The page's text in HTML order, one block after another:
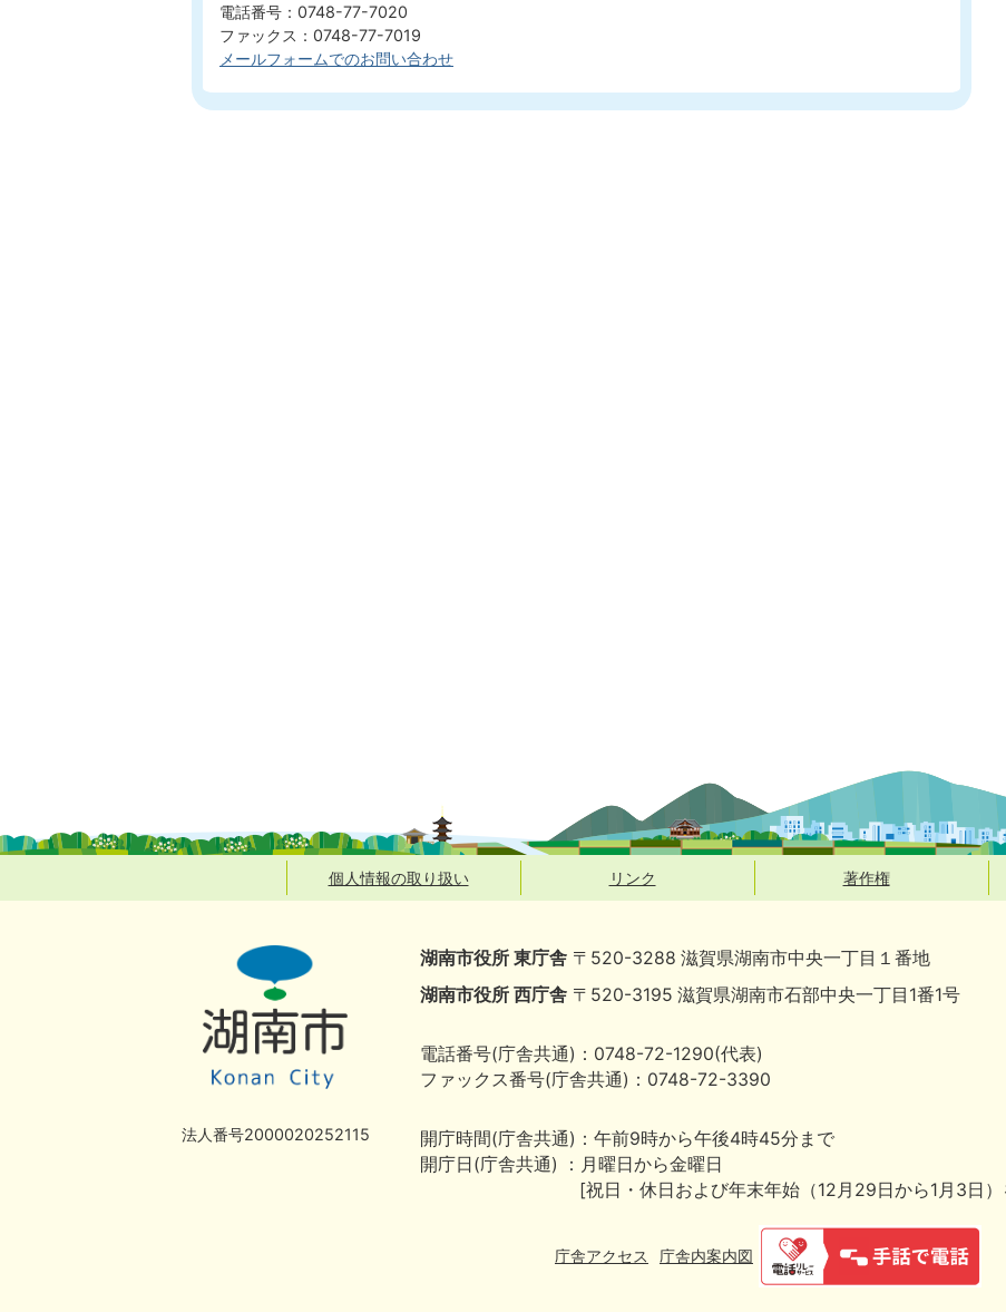
電話番号：0748-77-7020
ファックス：0748-77-7019
メールフォームでのお問い合わせ
個人情報の取り扱い リンク 著作権
法人番号2000020252115
湖南市役所 東庁舎 〒520-3288 滋賀県湖南市中央一丁目１番地
湖南市役所 西庁舎 〒520-3195 滋賀県湖南市石部中央一丁目1番1号
電話番号(庁舎共通)：0748-72-1290(代表)
ファックス番号(庁舎共通)：0748-72-3390
開庁時間(庁舎共通)：午前9時から午後4時45分まで
開庁日(庁舎共通) ：月曜日から金曜日
[祝日・休日および年末年始（12月29日から1月3日
庁舎アクセス 庁舎内案内図